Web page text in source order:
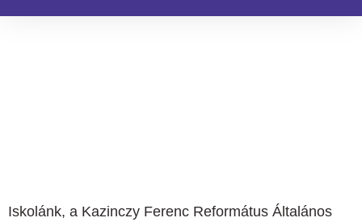
Iskolánk, a Kazinczy Ferenc Református Általános